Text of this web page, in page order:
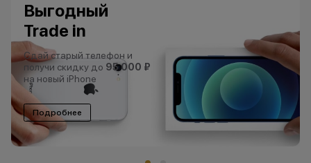
Выгодный
Trade in
Сдай старый телефон и
получи скидку до 95 000 ₽
на новый iPhone
Подробнее